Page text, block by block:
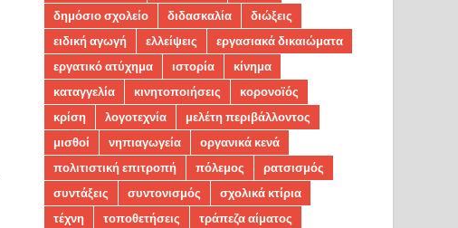
δημόσιο σχολείο
διδασκαλία
διώξεις
ειδική αγωγή
ελλείψεις
εργασιακά δικαιώματα
εργατικό ατύχημα
ιστορία
κίνημα
καταγγελία
κινητοποιήσεις
κορονοϊός
κρίση
λογοτεχνία
μελέτη περιβάλλοντος
μισθοί
νηπιαγωγεία
οργανικά κενά
πολιτιστική επιτροπή
πόλεμος
ρατσισμός
συντάξεις
συντονισμός
σχολικά κτίρια
τέχνη
τοποθετήσεις
τράπεζα αίματος